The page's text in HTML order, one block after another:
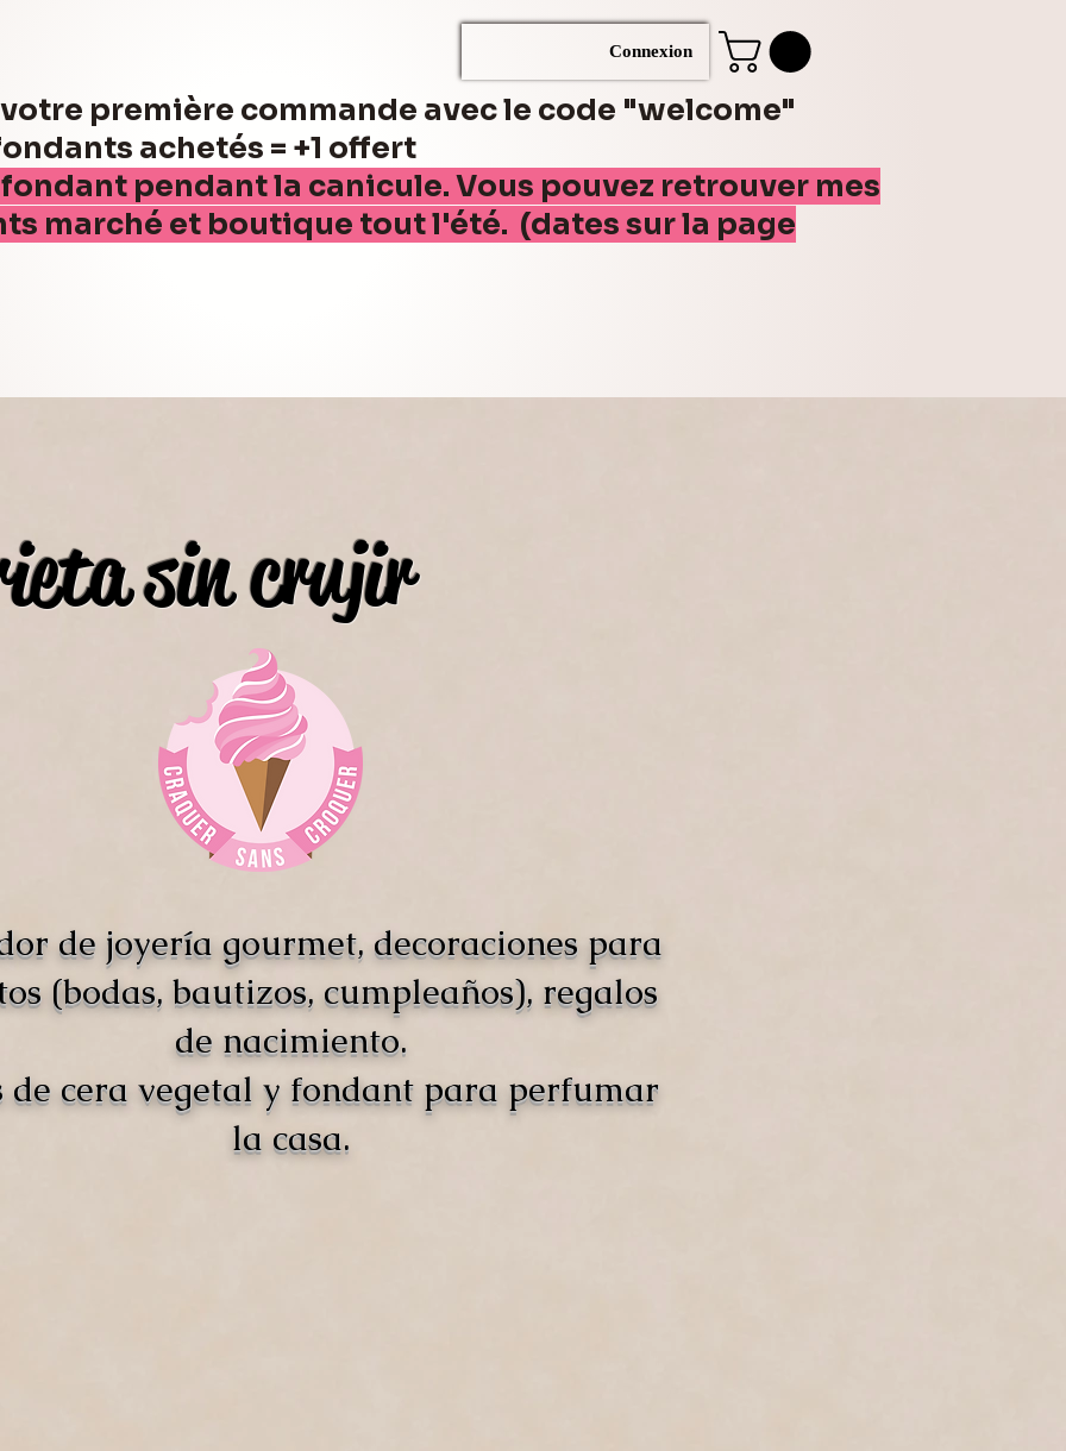
Connexion
première commande avec le code "welcome"
achetés = +1 offert
pendant la canicule. Vous pouvez retrouver mes
marché et boutique tout l'été. (dates sur la page
sin crujir
de joyería gourmet, decoraciones para
(bodas, bautizos, cumpleaños), regalos
de nacimiento.
de cera vegetal y fondant para perfumar
la casa.